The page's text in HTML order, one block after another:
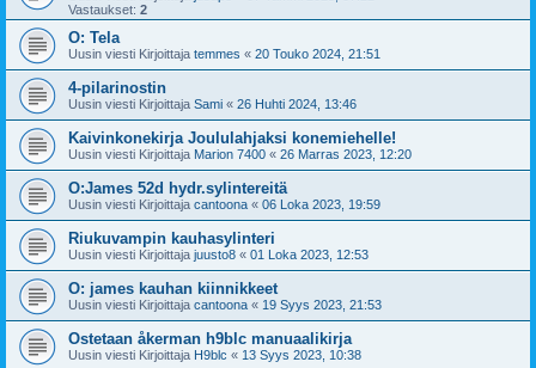
Vastaukset: 2
O: Tela
Uusin viesti Kirjoittaja temmes « 20 Touko 2024, 21:51
4-pilarinostin
Uusin viesti Kirjoittaja Sami « 26 Huhti 2024, 13:46
Kaivinkonekirja Joululahjaksi konemiehelle!
Uusin viesti Kirjoittaja Marion 7400 « 26 Marras 2023, 12:20
O:James 52d hydr.sylintereitä
Uusin viesti Kirjoittaja cantoona « 06 Loka 2023, 19:59
Riukuvampin kauhasylinteri
Uusin viesti Kirjoittaja juusto8 « 01 Loka 2023, 12:53
O: james kauhan kiinnikkeet
Uusin viesti Kirjoittaja cantoona « 19 Syys 2023, 21:53
Ostetaan åkerman h9blc manuaalikirja
Uusin viesti Kirjoittaja H9blc « 13 Syys 2023, 10:38